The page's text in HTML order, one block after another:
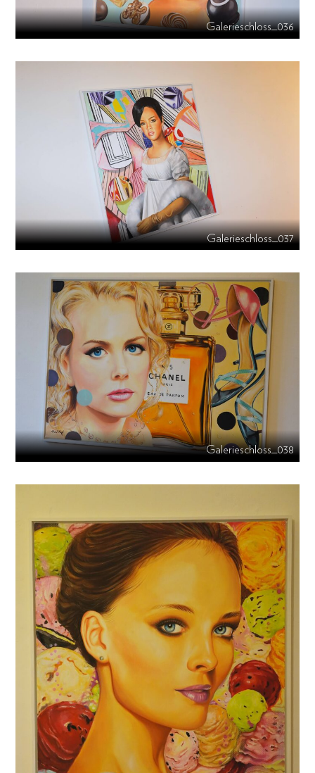
Galerieschloss_036
Galerieschloss_037
Galerieschloss_038